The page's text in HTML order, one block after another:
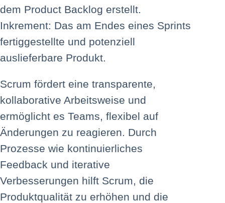
dem Product Backlog erstellt.
Inkrement: Das am Endes eines Sprints
fertiggestellte und potenziell
auslieferbare Produkt.
Scrum fördert eine transparente,
kollaborative Arbeitsweise und
ermöglicht es Teams, flexibel auf
Änderungen zu reagieren. Durch
Prozesse wie kontinuierliches
Feedback und iterative
Verbesserungen hilft Scrum, die
Produktqualität zu erhöhen und die